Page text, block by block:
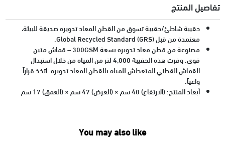
تفاصيل المنتج
حقيبة شاطئ/حقيبة تسوق من القطن المعاد تدويره صديقة للبيئة،
معتمدة من قبل Global Recycled Standard (GRS).
مصنوعة من قطن معاد تدويره بسعة 300GSM – قماش متين
قوي. وفرت هذه الحقيبة 4,000 لتر من المياه من خلال استبدال
القماش القطني المتعطش للمياه بالقطن المعاد تدويره. اتخذ قراراً
واعياً.
أبعاد المنتج: (الارتفاع) 40 سم × (العرض) 47 سم × (العمق) 17 سم
You may also like